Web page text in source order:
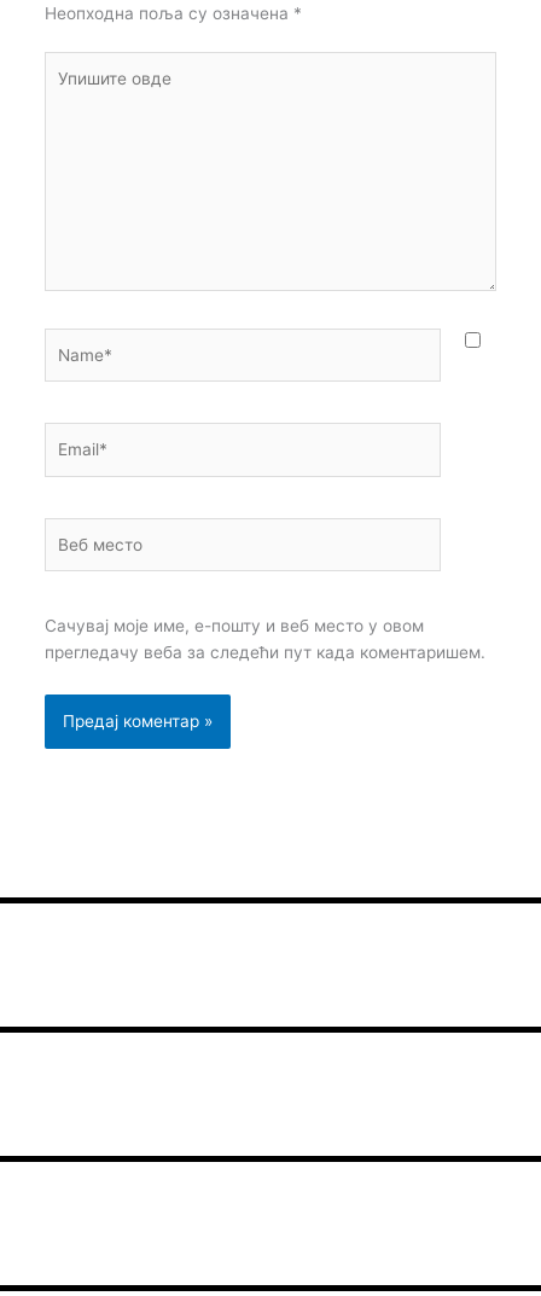
Неопходна поља су означена *
овде
место
Сачувај моје име, е-пошту и веб место у овом
прегледачу веба за следећи пут када коментаришем.